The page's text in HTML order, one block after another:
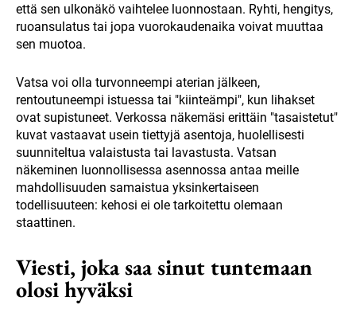
että sen ulkonäkö vaihtelee luonnostaan. Ryhti, hengitys,
ruoansulatus tai jopa vuorokaudenaika voivat muuttaa
sen muotoa.
Vatsa voi olla turvonneempi aterian jälkeen,
rentoutuneempi istuessa tai "kiinteämpi", kun lihakset
ovat supistuneet. Verkossa näkemäsi erittäin "tasaistetut"
kuvat vastaavat usein tiettyjä asentoja, huolellisesti
suunniteltua valaistusta tai lavastusta. Vatsan
näkeminen luonnollisessa asennossa antaa meille
mahdollisuuden samaistua yksinkertaiseen
todellisuuteen: kehosi ei ole tarkoitettu olemaan
staattinen.
Viesti, joka saa sinut tuntemaan
olosi hyväksi